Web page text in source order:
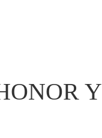
cobre,
Y